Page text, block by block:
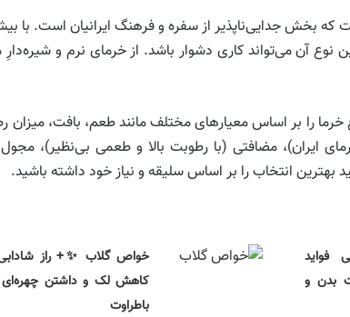
آن می‌تواند کاری دشوار باشد. از خرمای نرم و
خرما را بر اساس معیارهای مختلف مانند طعم، بافت،
ایران)، مضافتی (با رطوبت بالا و طعمی بی‌نظیر)،
انتخاب را بر اساس سلیقه و نیاز خود داشته باشید.
بدن و
خواص گلاب ✨+ راز
کاهش لک و داشتن
باطراوت